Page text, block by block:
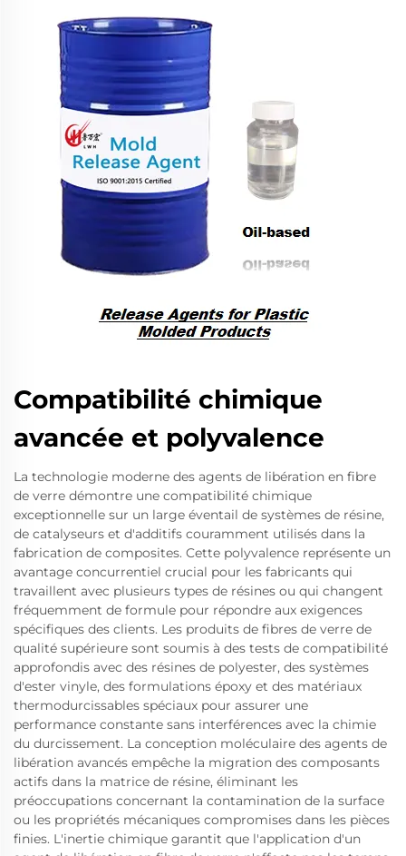
Compatibilité chimique
avancée et polyvalence
La technologie moderne des agents de libération en fibre
de verre démontre une compatibilité chimique
exceptionnelle sur un large éventail de systèmes de résine,
de catalyseurs et d'additifs couramment utilisés dans la
fabrication de composites. Cette polyvalence représente un
avantage concurrentiel crucial pour les fabricants qui
travaillent avec plusieurs types de résines ou qui changent
fréquemment de formule pour répondre aux exigences
spécifiques des clients. Les produits de fibres de verre de
qualité supérieure sont soumis à des tests de compatibilité
approfondis avec des résines de polyester, des systèmes
d'ester vinyle, des formulations époxy et des matériaux
thermodurcissables spéciaux pour assurer une
performance constante sans interférences avec la chimie
du durcissement. La conception moléculaire des agents de
libération avancés empêche la migration des composants
actifs dans la matrice de résine, éliminant les
préoccupations concernant la contamination de la surface
ou les propriétés mécaniques compromises dans les pièces
finies. L'inertie chimique garantit que l'application d'un